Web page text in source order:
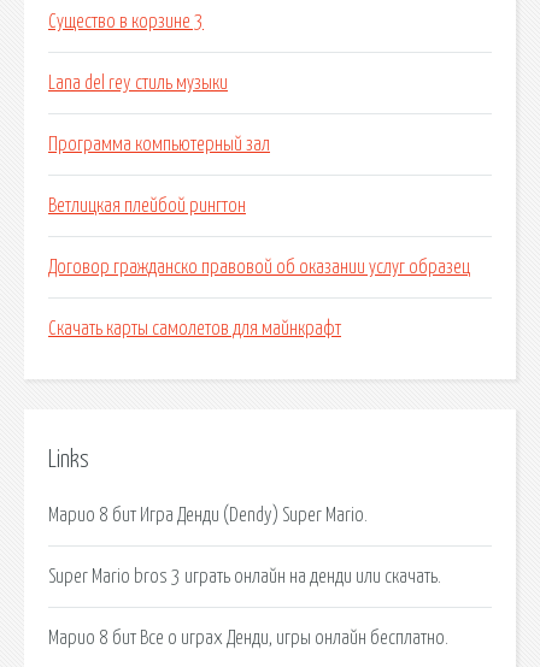
Существо в корзине 3
Lana del rey стиль музыки
Программа компьютерный зал
Ветлицкая плейбой рингтон
Договор гражданско правовой об оказании услуг образец
Скачать карты самолетов для майнкрафт
Links
Марио 8 бит Игра Денди (Dendy) Super Mario.
Super Mario bros 3 играть онлайн на денди или скачать.
Марио 8 бит Все о играх Денди, игры онлайн бесплатно.